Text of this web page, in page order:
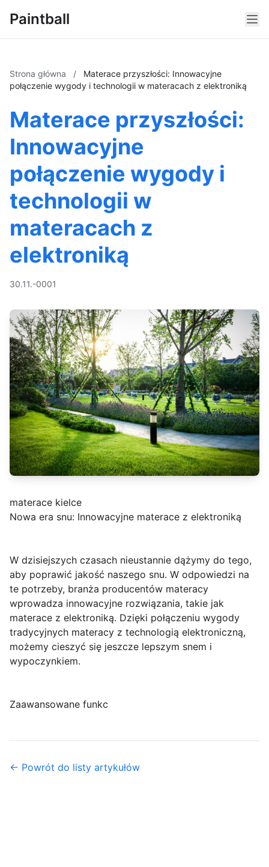
Paintball
Strona główna /
Materace przyszłości: Innowacyjne
połączenie wygody i technologii w materacach z elektroniką
Materace przyszłości:
Innowacyjne
połączenie wygody i
technologii w
materacach z
elektroniką
30.11.-0001
materace kielce
Nowa era snu: Innowacyjne materace z elektroniką
W dzisiejszych czasach nieustannie dążymy do tego,
aby poprawić jakość naszego snu. W odpowiedzi na
te potrzeby, branża producentów materacy
wprowadza innowacyjne rozwiązania, takie jak
materace z elektroniką. Dzięki połączeniu wygody
tradycyjnych materacy z technologią elektroniczną,
możemy cieszyć się jeszcze lepszym snem i
wypoczynkiem.
Zaawansowane funkc
← Powrót do listy artykułów